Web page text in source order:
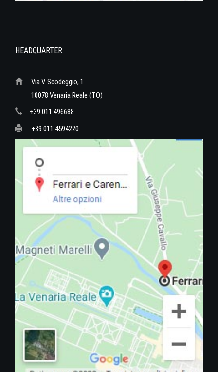
HEADQUARTER
Via V. Scodeggio, 1
10078 Venaria Reale (TO)
+39 011 496688
+39 011 4594220